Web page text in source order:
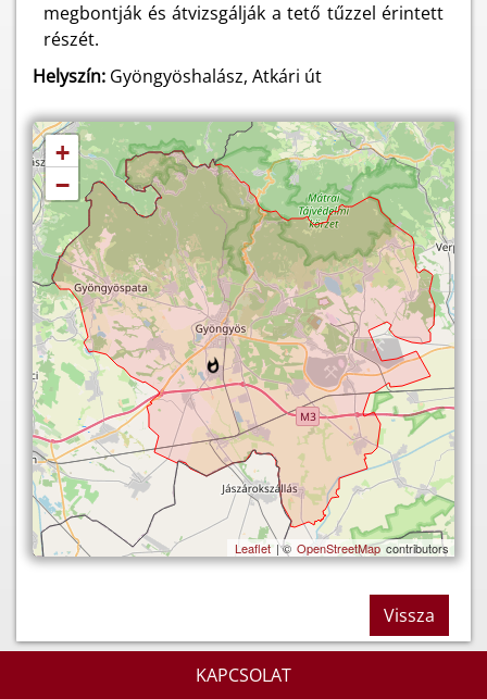
megbontják és átvizsgálják a tető tűzzel érintett
részét.
Helyszín: Gyöngyöshalász, Atkári út
+
−
Leaflet | © OpenStreetMapcontributors
Vissza
KAPCSOLAT